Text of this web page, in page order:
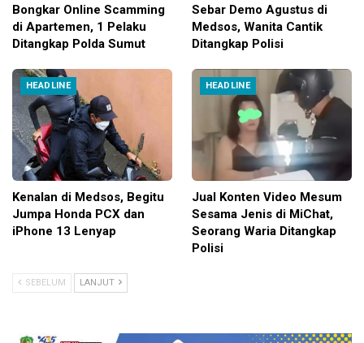
Bongkar Online Scamming
di Apartemen, 1 Pelaku
Ditangkap Polda Sumut
Sebar Demo Agustus di
Medsos, Wanita Cantik
Ditangkap Polisi
HEADLINE
Kenalan di Medsos, Begitu
Jumpa Honda PCX dan
iPhone 13 Lenyap
HEADLINE
Jual Konten Video Mesum
Sesama Jenis di MiChat,
Seorang Waria Ditangkap
Polisi
SEBELUM LANJUT